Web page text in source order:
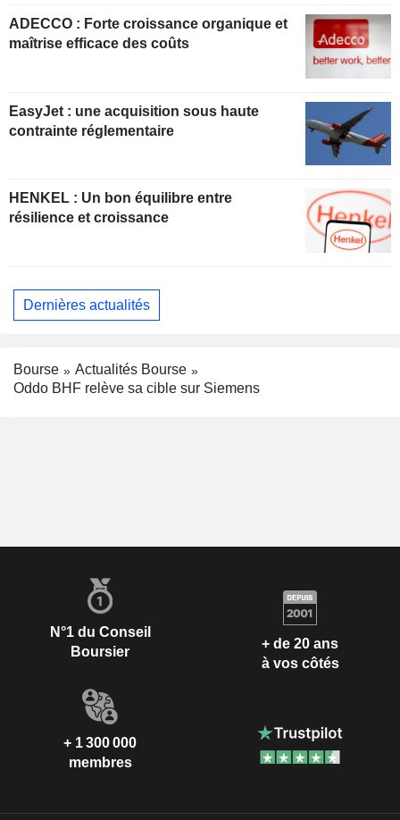
ADECCO : Forte croissance organique et
maîtrise efficace des coûts
EasyJet : une acquisition sous haute
contrainte réglementaire
HENKEL : Un bon équilibre entre
résilience et croissance
Dernières actualités
Bourse
Actualités Bourse
Oddo BHF relève sa cible sur Siemens
N°1 du Conseil
Boursier
+ de 20 ans
à vos côtés
+ 1 300 000
membres